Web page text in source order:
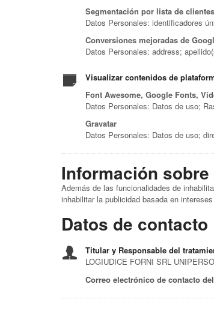
Segmentación por lista de
Datos Personales: identificadores
Conversiones mejoradas de
Datos Personales: address;
Visualizar contenidos de
Font Awesome, Google Fonts,
Datos Personales: Datos de uso;
Gravatar
Datos Personales: Datos de uso;
Información
Además de las funcionalidades de
inhabilitar la publicidad basada en
Datos de contacto
Titular y Responsable del
LOGIUDICE FORNI SRL
Correo electrónico de contacto